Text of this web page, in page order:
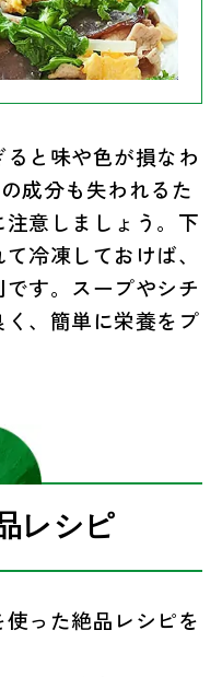
と味や色が損なわ
成分も失われるた
意しましょう。下
冷凍しておけば、
す。スープやシチ
、簡単に栄養をプ
レシピ
った絶品レシピを